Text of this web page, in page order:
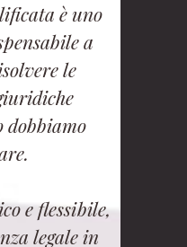
è uno
a
le
dobbiamo
e flessibile,
legale in